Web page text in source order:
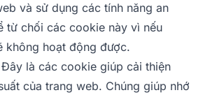
và sử dụng các tính năng an
từ chối các cookie này vì nếu
không hoạt động được.
là các cookie giúp cải thiện
của trang web. Chúng giúp nhớ